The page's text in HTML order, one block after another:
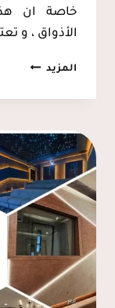
خاصة ان
الأذواق ، و
المزيدأبواب
الظهران
ت:
بيبان
عازل
صوت
القطيف